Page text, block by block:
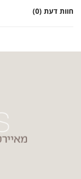
חוות דעת (0)